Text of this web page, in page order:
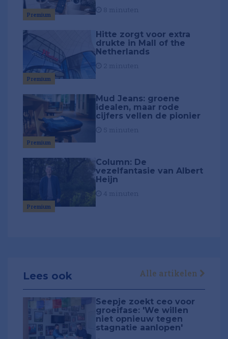
Premium
Premium
Hitte zorgt voor extra
drukte in Mall of the
Netherlands
Premium
Mud Jeans: groene
idealen, maar rode
cijfers vellen de pionier
Premium
Column: De
vezelfantasie van Albert
Heijn
Lees ook Alle artikelen
Seepje zoekt ceo voor
groeifase: 'We willen
niet opnieuw tegen
stagnatie aanlopen'